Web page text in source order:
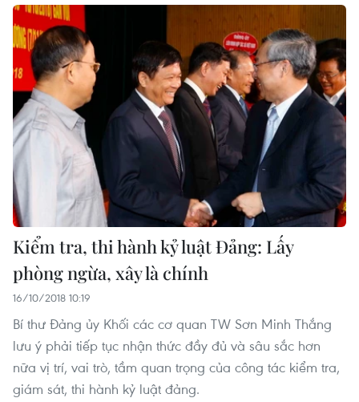
Kiểm tra, thi hành kỷ luật Đảng: Lấy
phòng ngừa, xây là chính
16/10/2018 10:19
Bí thư Đảng ủy Khối các cơ quan TW Sơn Minh Thắng
lưu ý phải tiếp tục nhận thức đầy đủ và sâu sắc hơn
nữa vị trí, vai trò, tầm quan trọng của công tác kiểm tra,
giám sát, thi hành kỷ luật đảng.